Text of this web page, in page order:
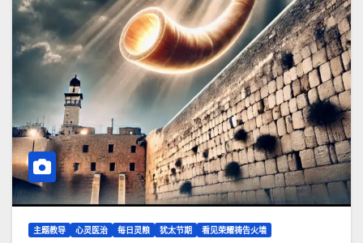
主题教导 心灵医治 每日灵粮 犹太节期 看见荣耀祷告火墙